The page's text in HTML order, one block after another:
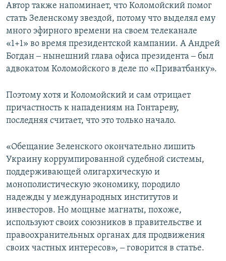
Автор также напоминает, что Коломойский помог
стать Зеленскому звездой, потому что выделял ему
много эфирного времени на своем телеканале
«1+1» во время президентской кампании. А Андрей
Богдан ‒ нынешний глава офиса президента ‒ был
адвокатом Коломойского в деле по «Приватбанку».
Поэтому хотя и Коломойский и сам отрицает
причастность к нападениям на Гонтареву,
последняя считает, что это только начало.
«Обещание Зеленского окончательно лишить
Украину коррумпированной судебной системы,
поддерживающей олигархическую и
монополистическую экономику, породило
надежды у международных институтов и
инвесторов. Но мощные магнаты, похоже,
используют своих союзников в правительстве и
правоохранительных органах для продвижения
своих частных интересов», ‒ говорится в статье.